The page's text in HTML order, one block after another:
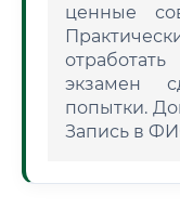
ценные
экзамен
попытки.
Запись в